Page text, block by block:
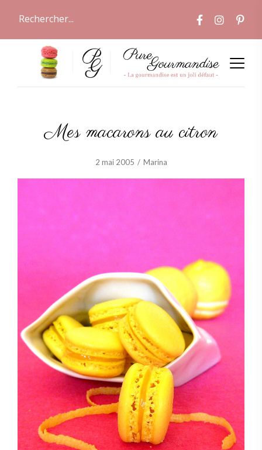
Mes macarons au citron
2 mai 2005 Marina